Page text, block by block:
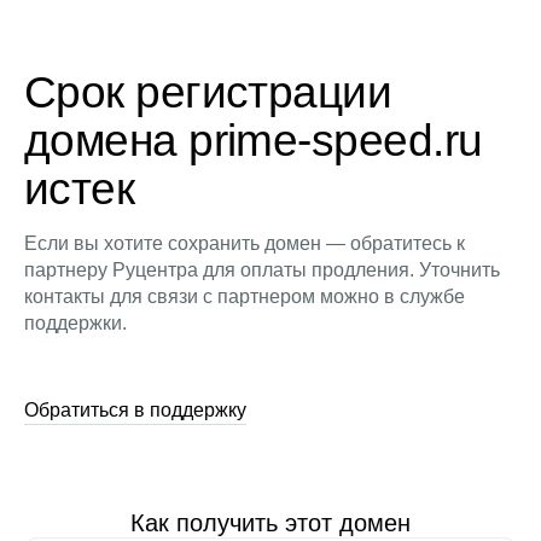
Срок регистрации
домена prime-speed.ru
истек
Если вы хотите сохранить домен — обратитесь к
партнеру Руцентра для оплаты продления. Уточнить
контакты для связи с партнером можно в службе
поддержки.
Обратиться в поддержку
Как получить этот домен